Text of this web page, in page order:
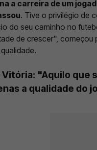
a carreira de um
. Tive o privilégio de
do seu caminho no
de crescer", começou
Vitória: "Aquilo que
a qualidade do